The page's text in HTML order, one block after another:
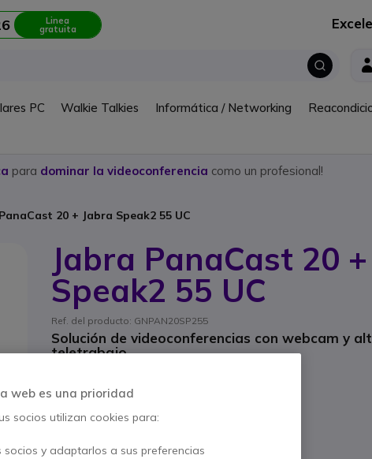
Linea
gratuita
PC Walkie Talkies Informática / Networking
para dominar la videoconferencia como un profesional!
20 + Jabra Speak2 55 UC
Jabra PanaCast 20
Speak2 55 UC
Ref. del producto: GNPAN20SP255
Solución de videoconferencias con webcam y
teletrabajo
AHORRA 191,11 €
660,35 €
web es una prioridad
socios utilizan cookies para:
y adaptarlos a sus preferencias